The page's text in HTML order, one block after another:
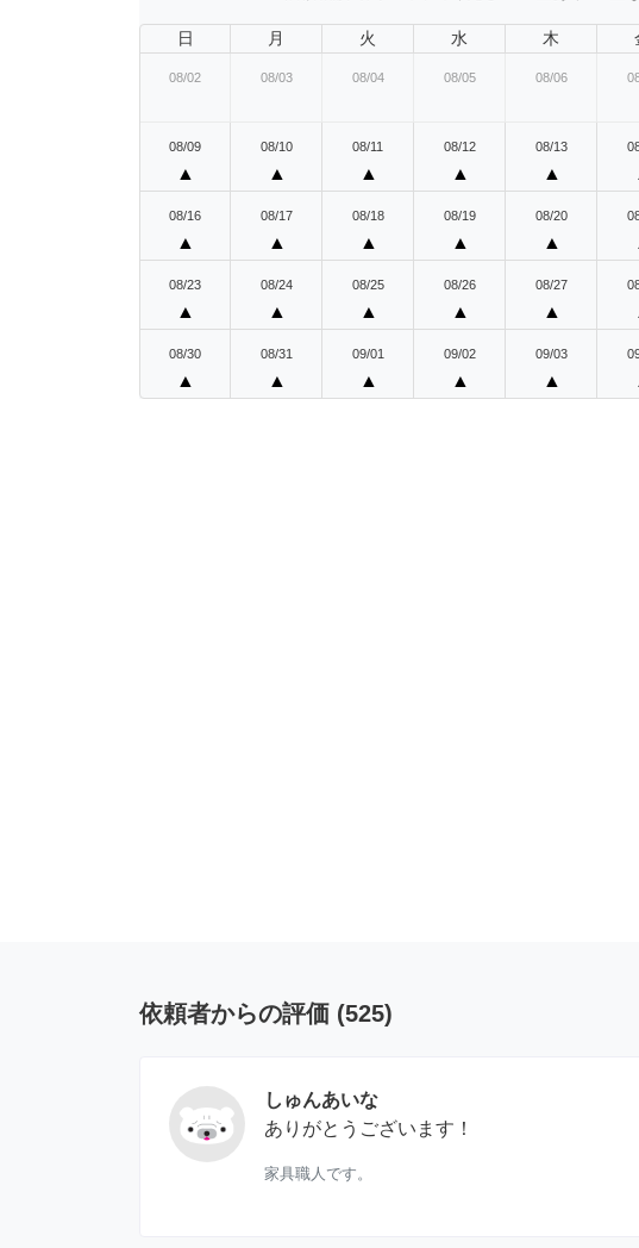
日 月 火 水 木
08/02 08/03 08/04 08/05 08/06
08/09
▲
08/10
▲
08/11
▲
08/12
▲
08/13
▲
08/16
▲
08/17
▲
08/18
▲
08/19
▲
08/20
▲
08/23
▲
08/24
▲
08/25
▲
08/26
▲
08/27
▲
08/30
▲
08/31
▲
09/01
▲
09/02
▲
09/03
▲
依頼者からの評価 (525)
しゅんあいな
ありがとうございます！
家具職人です。